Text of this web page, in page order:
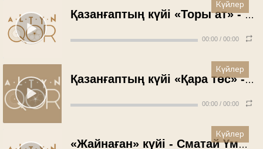
Қазанғаптың күйі «Торы ат» - Жәлекеш Айпақов (1971 жыл)
00:00 / 00:00
Күйлер
Қазанғаптың күйі «Қара төс» - Жәлекеш Айпақов (1971 жыл)
00:00 / 00:00
Күйлер
«Жайнаған» күйі - Сматай Үмбетбаев (1971 жыл)
Күйлер